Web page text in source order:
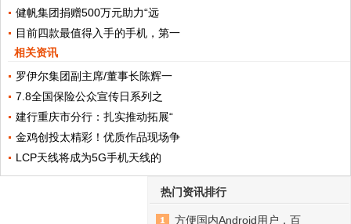
健帆集团捐赠500万元助力“远
目前四款最值得入手的手机，第一
相关资讯
罗伊尔集团副主席/董事长陈辉一
7.8全国保险公众宣传日系列之
建行重庆市分行：扎实推动拓展“
金鸡创投太精彩！优质作品现场争
LCP天线将成为5G手机天线的
热门资讯排行
方便国内Android用户，百